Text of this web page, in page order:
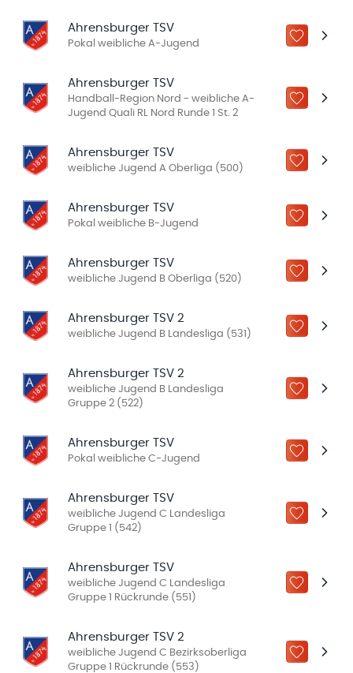
Ahrensburger TSV
Pokal weibliche A-Jugend ZU „MEINE
Ahrensburger TSV
Handball-Region Nord - weibliche A-
Jugend Quali RL Nord Runde 1 St. 2
ZU „MEINE
Ahrensburger TSV
weibliche Jugend A Oberliga (500) ZU „MEINE
Ahrensburger TSV
Pokal weibliche B-Jugend ZU „MEINE
Ahrensburger TSV
weibliche Jugend B Oberliga (520) ZU „MEINE
Ahrensburger TSV 2
weibliche Jugend B Landesliga (531) ZU „MEINE
Ahrensburger TSV 2
weibliche Jugend B Landesliga
Gruppe 2 (522)
ZU „MEINE
Ahrensburger TSV
Pokal weibliche C-Jugend ZU „MEINE
Ahrensburger TSV
weibliche Jugend C Landesliga
Gruppe 1 (542)
ZU „MEINE
Ahrensburger TSV
weibliche Jugend C Landesliga
Gruppe 1 Rückrunde (551)
ZU „MEINE
Ahrensburger TSV 2
weibliche Jugend C Bezirksoberliga
Gruppe 1 Rückrunde (553)
ZU „MEINE